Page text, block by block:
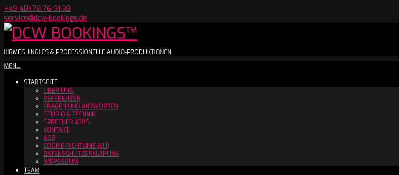
Skip
to
content
+49 481 78 76 91 38
service@dcw-bookings.de
DCW
BOOKINGS™
KIRMES JINGLES & PROFESSIONELLE AUDIO-PRODUKTIONEN
Secondary
Menu
MENU
STARTSEITE
ÜBER UNS
REFERENZEN
FRAGEN UND ANTWORTEN
STUDIO & TECHNIK
SPRECHER JOBS
KONTAKT
AGB
COOKIE-RICHTLINIE (EU)
DATENSCHUTZERKLÄRUNG
IMPRESSUM
TEAM